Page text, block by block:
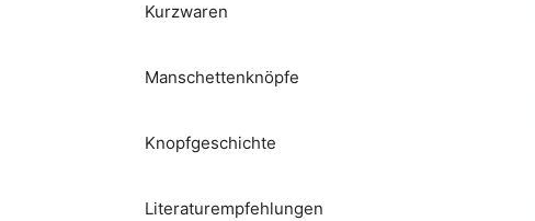
Kurzwaren
Manschettenknöpfe
Knopfgeschichte
Literaturempfehlungen